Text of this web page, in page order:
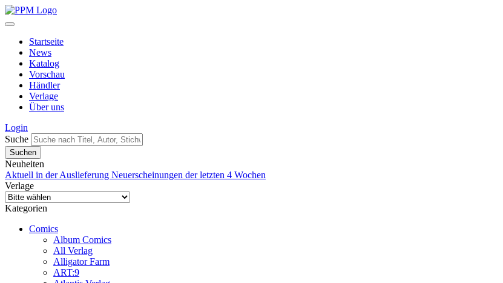
Startseite
News
Katalog
Vorschau
Händler
Verlage
Über uns
Login
Suche
Neuheiten
Aktuell in der Auslieferung Neuerscheinungen der letzten 4 Wochen
Verlage
Kategorien
Comics
Album Comics
All Verlag
Alligator Farm
ART:9